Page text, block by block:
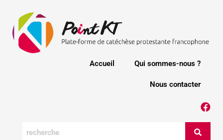
Accueil Qui sommes-nous ?
Nous contacter